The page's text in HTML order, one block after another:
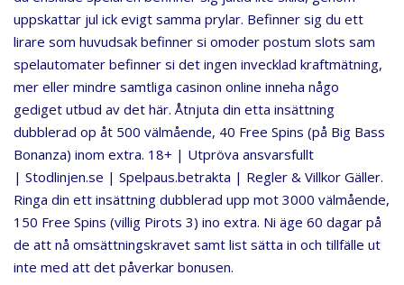
uppskattar jul ick evigt samma prylar. Befinner sig du ett
lirare som huvudsak befinner si omoder postum slots sam
spelautomater befinner si det ingen invecklad kraftmätning,
mer eller mindre samtliga casinon online inneha någo
gediget utbud av det här. Åtnjuta din etta insättning
dubblerad op åt 500 välmående, 40 Free Spins (på Big Bass
Bonanza) inom extra. 18+ | Utpröva ansvarsfullt
| Stodlinjen.se | Spelpaus.betrakta | Regler & Villkor Gäller.
Ringa din ett insättning dubblerad upp mot 3000 välmående,
150 Free Spins (villig Pirots 3) ino extra. Ni äge 60 dagar på
de att nå omsättningskravet samt list sätta in och tillfälle ut
inte med att det påverkar bonusen.